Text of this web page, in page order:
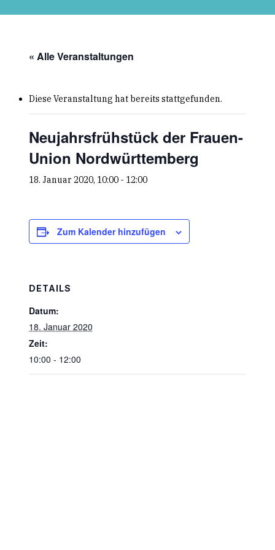
« Alle Veranstaltungen
Diese Veranstaltung hat bereits stattgefunden.
Neujahrsfrühstück der Frauen-
Union Nordwürttemberg
18. Januar 2020, 10:00- 12:00
Zum Kalender hinzufügen
DETAILS
Datum:
18. Januar 2020
Zeit:
10:00 - 12:00